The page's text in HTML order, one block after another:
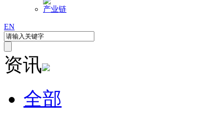
产业链
EN
资讯
全部